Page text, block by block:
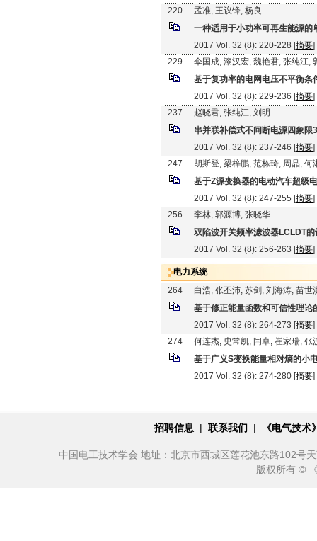
220
孟准, 王议锋, 杨良
一种适用于小功率可再生能源
2017 Vol. 32 (8): 220-228 [摘要]
229
伞国成, 漆汉宏, 魏艳君, 张纯江,
基于复功率的电网电压不平衡条
2017 Vol. 32 (8): 229-236 [摘要]
237
赵晓君, 张纯江, 刘明
串并联补偿式不间断电源四象限
2017 Vol. 32 (8): 237-246 [摘要]
247
胡斯登, 梁梓鹏, 范栋琦, 周晶, 何
基于Z源变换器的电动汽车超级
2017 Vol. 32 (8): 247-255 [摘要]
256
李林, 郭源博, 张晓华
双陷波开关频率滤波器LCLDT的
2017 Vol. 32 (8): 256-263 [摘要]
电力系统
264
白浩, 张丕沛, 苏剑, 刘海涛, 苗世
基于修正能量函数和可信性理论
2017 Vol. 32 (8): 264-273 [摘要]
274
何连杰, 史常凯, 闫卓, 崔家瑞, 张
基于广义S变换能量相对熵的小
2017 Vol. 32 (8): 274-280 [摘要]
招聘信息 | 联系我们 | 《电气技
中国电工技术学会 地址：北京市西城区莲花池东路102号
版权所有 ©